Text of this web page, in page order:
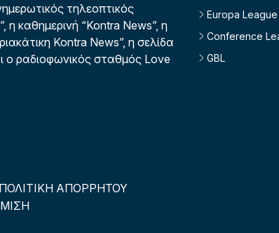
τηλεοπτικός
η καθημερινή “Kontra News”, η
Kontra News”, η σελίδα
ο ραδιοφωνικός σταθμός Love
ΠΟΛΙΤΙΚΗ ΑΠΟΡΡΗΤΟΥ
Europa League
Conference
GBL